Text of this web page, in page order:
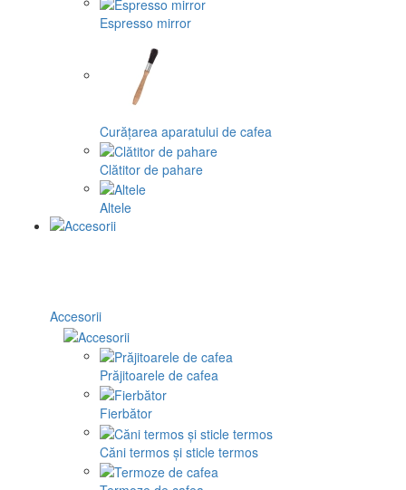
Espresso mirror
Curățarea aparatului de cafea
Clătitor de pahare
Altele
Accesorii
Prăjitoarele de cafea
Fierbător
Căni termos și sticle termos